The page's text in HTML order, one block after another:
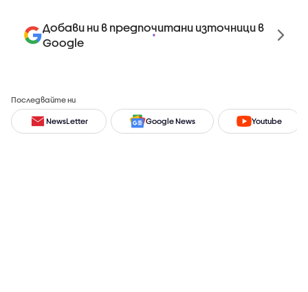
Добави ни в предпочитани източници в
Google
Последвайте ни
NewsLetter Google News Youtube